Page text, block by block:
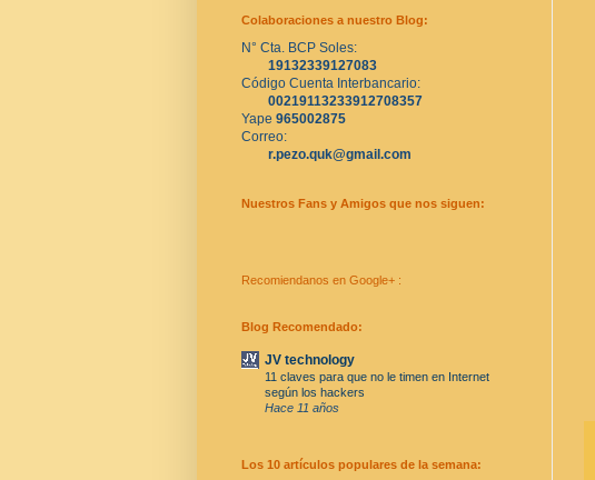
Colaboraciones a nuestro Blog:
N° Cta. BCP Soles:
19132339127083
Código Cuenta Interbancario:
00219113233912708357
Yape 965002875
Correo:
r.pezo.quk@gmail.com
Nuestros Fans y Amigos que nos siguen:
Recomiendanos en Google+ :
Blog Recomendado:
JV technology
11 claves para que no le timen en Internet
según los hackers
Hace 11 años
Los 10 artículos populares de la semana: